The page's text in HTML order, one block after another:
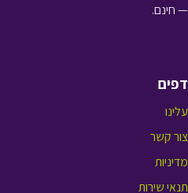
— חינם.
דפים
עלינו
צור קשר
מדיניות
תנאי שירות